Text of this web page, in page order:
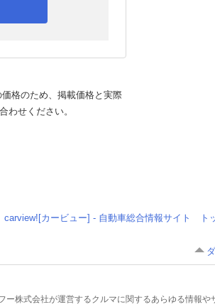
格のため、掲載価格と実際
わせください。
carview![カービュー] - 自動車総合情報サイト ト
株式会社が運営するクルマに関するあらゆる情報や